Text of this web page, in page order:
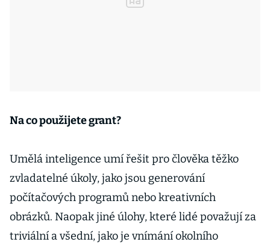
Na co použijete grant?
Umělá inteligence umí řešit pro člověka těžko
zvladatelné úkoly, jako jsou generování
počítačových programů nebo kreativních
obrázků. Naopak jiné úlohy, které lidé považují za
triviální a všední, jako je vnímání okolního